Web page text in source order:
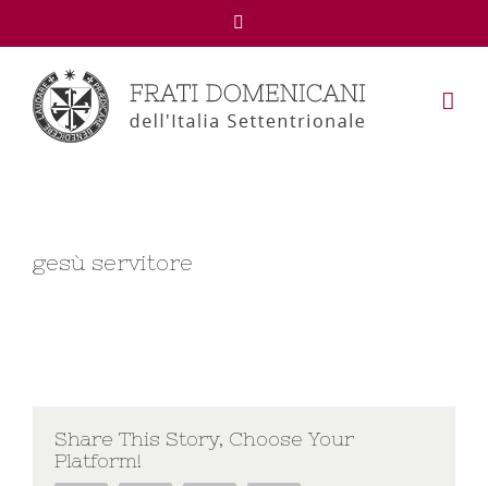
gesù servitore
Share This Story, Choose Your
Platform!